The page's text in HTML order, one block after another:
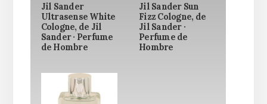
Jil Sander
Ultrasense White
Cologne, de Jil
Sander · Perfume
de Hombre
Jil Sander Sun
Fizz Cologne, de
Jil Sander ·
Perfume de
Hombre